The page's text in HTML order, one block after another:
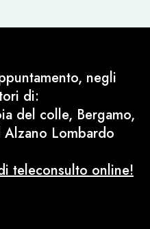
negli
di:
del colle, Bergamo,
Lombardo
teleconsulto online!